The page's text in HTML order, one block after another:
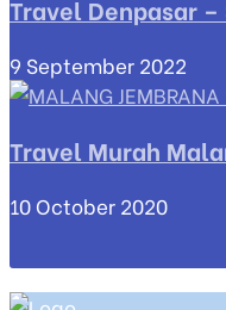
Travel Denpasar
9 September 2022
Travel Murah
10 October 2020